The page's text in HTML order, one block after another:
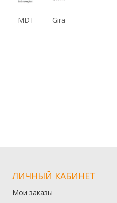
MDT Gira
ЛИЧНЫЙ КАБИНЕТ
Мои заказы